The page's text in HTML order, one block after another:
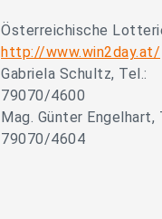
Österreichische
http://www.win2day.at/
Gabriela Schultz, Tel.:
79070/4600
Mag. Günter Engelhart,
79070/4604